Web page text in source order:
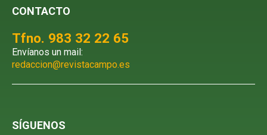
CONTACTO
Tfno. 983 32 22 65
Envíanos un mail:
redaccion@revistacampo.es
SÍGUENOS